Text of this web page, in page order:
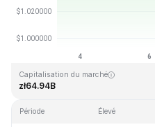
Plus haut niveau historique
Capitalisation du marché
zł64.94B
Période Élevé